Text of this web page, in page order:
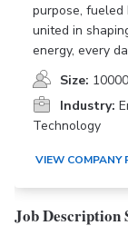
purpose, fueled
united in
energy, every
Size:
Industry:
Technology
VIEW COMPANY
Job Description